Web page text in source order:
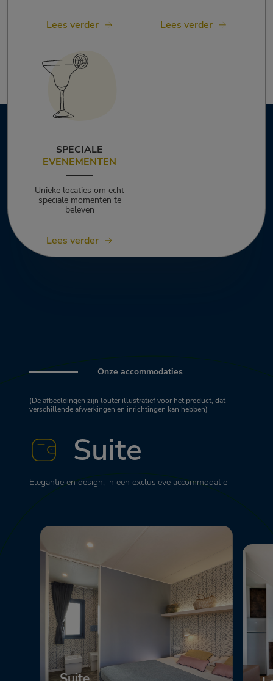
Lees verder Lees verder
SPECIALE
EVENEMENTEN
Unieke locaties om echt
speciale momenten te
beleven
Lees verder
Onze accommodaties
(De afbeeldingen zijn louter illustratief voor het product, dat
verschillende afwerkingen en inrichtingen kan hebben)
Suite
Elegantie en design, in een exclusieve accommodatie